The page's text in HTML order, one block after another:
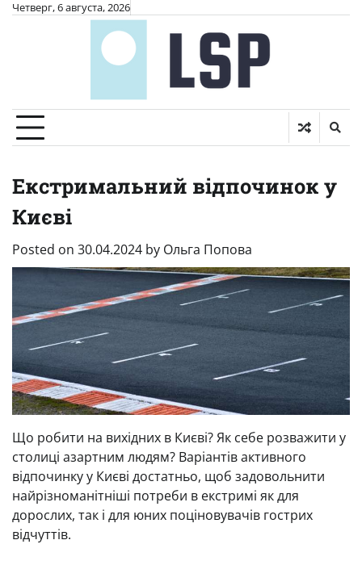
SkipЧетверг, 6 августа, 2026
Екстримальний відпочинок у
Києві
Posted on 30.04.2024 by Ольга Попова
Що робити на вихідних в Києві? Як себе розважити у
столиці азартним людям? Варіантів активного
відпочинку у Києві достатньо, щоб задовольнити
найрізноманітніші потреби в екстримі як для
дорослих, так і для юних поціновувачів гострих
відчуттів.